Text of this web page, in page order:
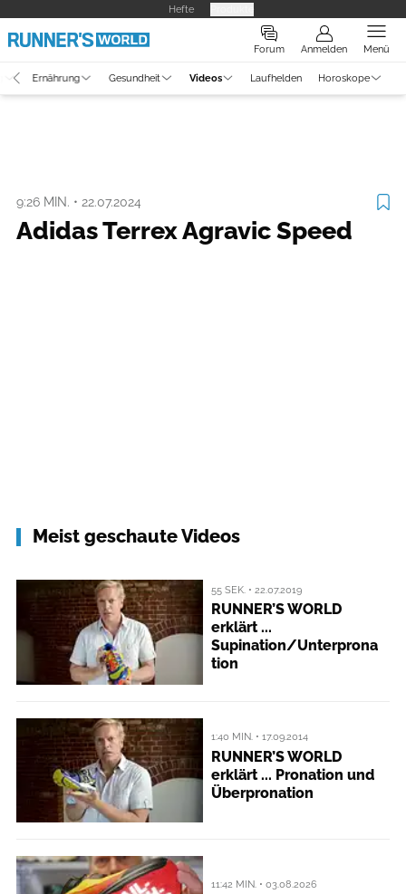
Hefte
Forum Anmelden Menü
Ernährung Gesundheit Videos Laufhelden Horoskope
9:26 MIN. • 22.07.2024
Adidas Terrex Agravic Speed
Meist geschaute Videos
55 SEK. • 22.07.2019
RUNNER’S WORLD
erklärt ...
Supination/Unterprona
tion
1:40 MIN. • 17.09.2014
RUNNER’S WORLD
erklärt ... Pronation und
Überpronation
11:42 MIN. • 03.08.2026